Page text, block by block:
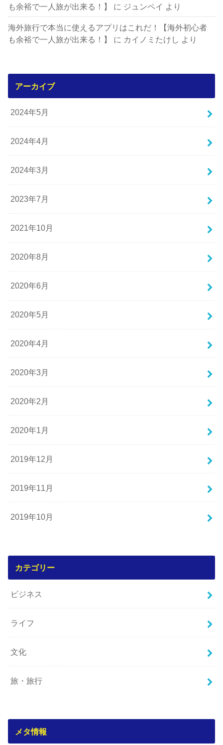
も余裕で一人旅が出来る！】
に ジュンペイ より
海外旅行で本当に使えるアプリはこれだ！【海外初心者
も余裕で一人旅が出来る！】
に カイノミたけし より
アーカイブ
2024年5月
2024年4月
2024年3月
2023年7月
2021年10月
2020年8月
2020年6月
2020年5月
2020年4月
2020年3月
2020年2月
2020年1月
2019年12月
2019年11月
2019年10月
カテゴリー
ビジネス
ライフ
文化
旅・旅行
メタ情報